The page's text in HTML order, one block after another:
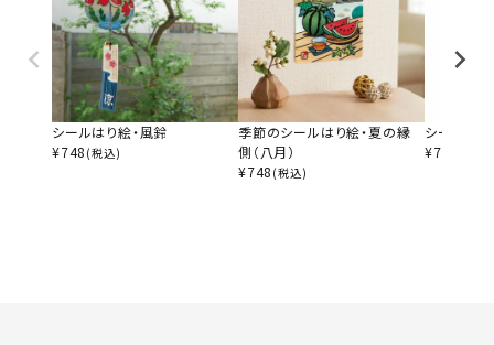
シールはり絵・風鈴
¥748 (税込)
季節のシールはり絵・夏の縁
側（八月）
¥748 (税込)
シールはり
¥748